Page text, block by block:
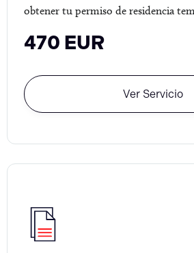
obtener tu permiso de residencia
470 EUR
Ver Servicio